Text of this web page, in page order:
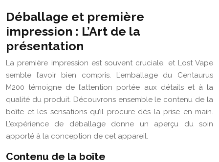
Déballage et première
impression : L’Art de la
présentation
La première impression est souvent cruciale, et Lost Vape
semble l’avoir bien compris. L’emballage du Centaurus
M200 témoigne de l’attention portée aux détails et à la
qualité du produit. Découvrons ensemble le contenu de la
boîte et les sensations qu’il procure dès la prise en main.
L’expérience de déballage donne un aperçu du soin
apporté à la conception de cet appareil.
Contenu de la boîte